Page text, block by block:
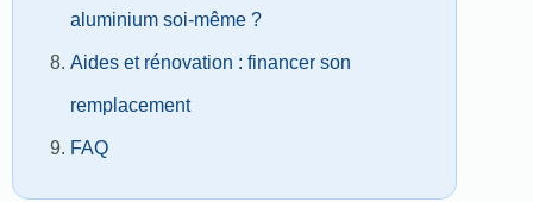
aluminium soi-même ?
Aides et rénovation : financer son
remplacement
FAQ